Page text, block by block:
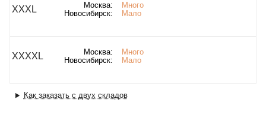
XXXL Москва:
Много
Новосибирск:
Мало
XXXXL Москва:
Много
Новосибирск:
Мало
Как заказать с двух складов